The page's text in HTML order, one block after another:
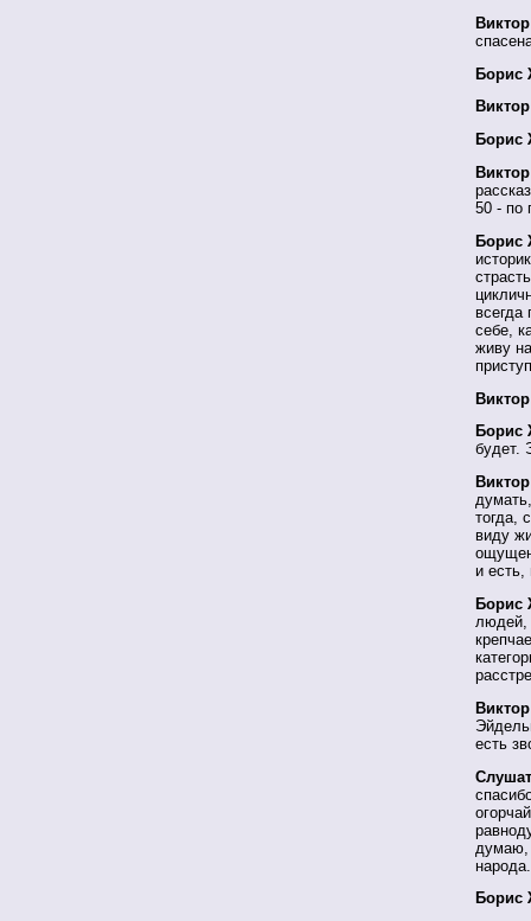
Борис
Борис
50 - по
Борис
всегда
себе,
живу
Борис
будет.
тогда,
виду
и
Борис
людей,
есть
думаю,
Борис